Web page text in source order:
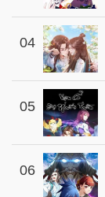
04
05
06